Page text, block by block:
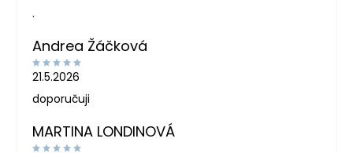
.
Andrea Žáčková
21.5.2026
doporučuji
MARTINA LONDINOVÁ